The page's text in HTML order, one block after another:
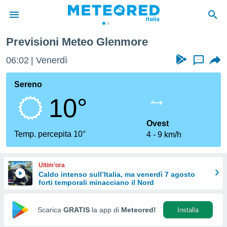
di
per
le
di
Web
Previsioni Meteo Glenmore
06:02 Venerdì ...
Sereno
10°
Temp. percepita 10°
Ovest
4
9 km/h
Ultim’ora
Caldo intenso sull’Italia, ma venerdì 7 agosto
forti temporali minacciano il Nord
Scarica GRATIS la app di Meteored! Installa